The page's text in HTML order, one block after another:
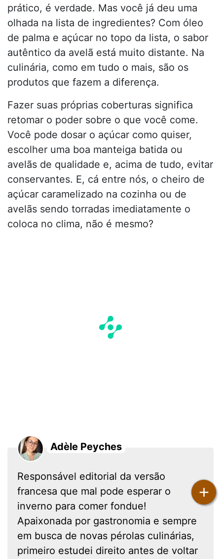
prático, é verdade. Mas você já deu uma
olhada na lista de ingredientes? Com óleo
de palma e açúcar no topo da lista, o sabor
autêntico da avelã está muito distante. Na
culinária, como em tudo o mais, são os
produtos que fazem a diferença.
Fazer suas próprias coberturas significa
retomar o poder sobre o que você come.
Você pode dosar o açúcar como quiser,
escolher uma boa manteiga batida ou
avelãs de qualidade e, acima de tudo, evitar
conservantes. E, cá entre nós, o cheiro de
açúcar caramelizado na cozinha ou de
avelãs sendo torradas imediatamente o
coloca no clima, não é mesmo?
Adèle Peyches
Responsável editorial da versão
francesa que mal pode esperar o
inverno para comer fondue!
Apaixonada por gastronomia e sempre
em busca de novas pérolas culinárias,
primeiro estudei direito antes de voltar
+